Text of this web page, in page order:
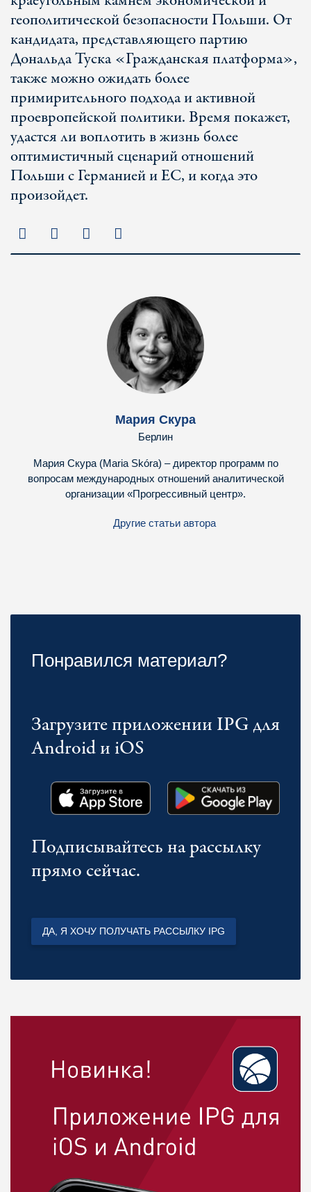
геополитической безопасности Польши. От
кандидата, представляющего партию
Дональда Туска «Гражданская платформа»,
также можно ожидать более
примирительного подхода и активной
проевропейской политики. Время покажет,
удастся ли воплотить в жизнь более
оптимистичный сценарий отношений
Польши с Германией и ЕС, и когда это
произойдет.
Мария Скура
Берлин
Мария Скура (Maria Skóra) – директор программ по
вопросам международных отношений аналитической
организации «Прогрессивный центр».
Другие статьи автора
Понравился материал?
Загрузите приложении IPG для
Android и iOS
Подписывайтесь на рассылку
прямо сейчас.
ДА, Я ХОЧУ ПОЛУЧАТЬ РАССЫЛКУ IPG